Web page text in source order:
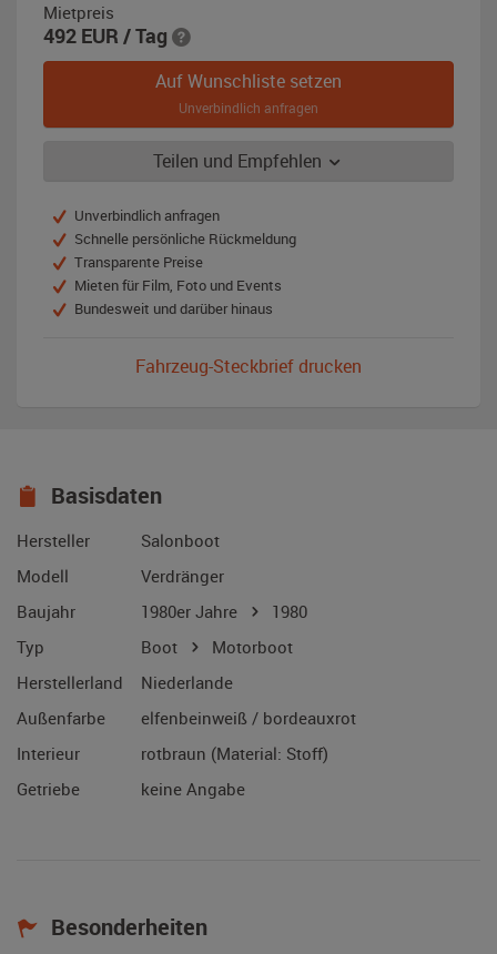
bordeauxrot
Mietpreis
492 EUR / Tag
Auf Wunschliste setzen
Unverbindlich anfragen
Teilen und Empfehlen
Unverbindlich anfragen
Schnelle persönliche Rückmeldung
Transparente Preise
Mieten für Film, Foto und Events
Bundesweit und darüber hinaus
Fahrzeug-Steckbrief drucken
Basisdaten
Hersteller
Salonboot
Modell
Verdränger
Baujahr
1980er Jahre
1980
Typ
Boot
Motorboot
Herstellerland
Niederlande
Außenfarbe
elfenbeinweiß / bordeauxrot
Interieur
rotbraun (Material: Stoff)
Getriebe
keine Angabe
Besonderheiten